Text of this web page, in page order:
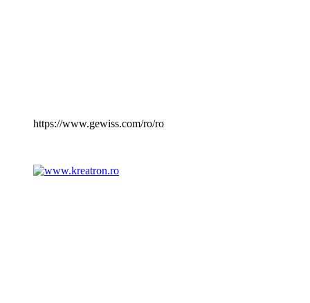
https://www.gewiss.com/ro/ro